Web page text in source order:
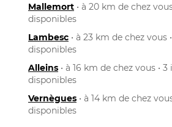
Mallemort • à 20 km de chez
disponibles
Lambesc • à 23 km de chez vous
disponibles
Alleins • à 16 km de chez vous •
disponibles
Vernègues • à 14 km de chez
disponibles